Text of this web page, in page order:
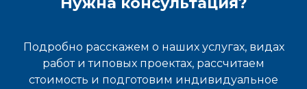
Подробно расскажем о наших услугах, видах
работ и типовых проектах, рассчитаем
стоимость и подготовим индивидуальное